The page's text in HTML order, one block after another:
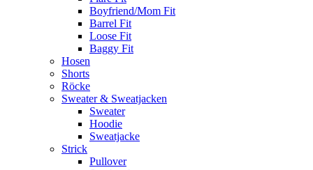
Boyfriend/Mom Fit
Barrel Fit
Loose Fit
Baggy Fit
Hosen
Shorts
Röcke
Sweater & Sweatjacken
Sweater
Hoodie
Sweatjacke
Strick
Pullover